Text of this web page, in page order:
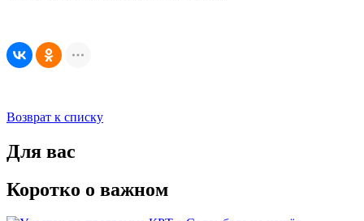
Возврат к списку
Для вас
Коротко о важном